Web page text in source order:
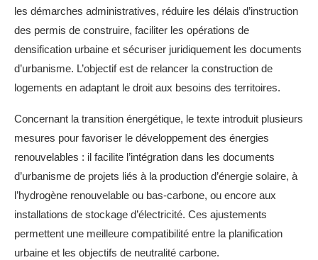
les démarches administratives, réduire les délais d’instruction
des permis de construire, faciliter les opérations de
densification urbaine et sécuriser juridiquement les documents
d’urbanisme. L’objectif est de relancer la construction de
logements en adaptant le droit aux besoins des territoires.
Concernant la transition énergétique, le texte introduit plusieurs
mesures pour favoriser le développement des énergies
renouvelables : il facilite l’intégration dans les documents
d’urbanisme de projets liés à la production d’énergie solaire, à
l’hydrogène renouvelable ou bas-carbone, ou encore aux
installations de stockage d’électricité. Ces ajustements
permettent une meilleure compatibilité entre la planification
urbaine et les objectifs de neutralité carbone.